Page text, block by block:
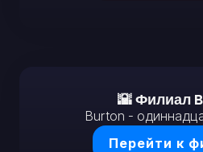
🌇 Филиал
Burton -
Перейти к